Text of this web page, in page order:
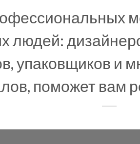
людей:
упаковщиков и
поможет вам